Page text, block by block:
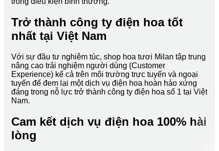
Trở thành công ty điện hoa tốt
nhất tại Việt Nam
Với sự đầu tư nghiêm túc, shop hoa tươi Milan tập trung
nâng cao trải nghiệm người dùng (Customer
Experience) kể cả trên môi trường trực tuyến và ngoại
tuyến để đem lại một dịch vụ điện hoa hoàn hảo xứng
đáng trong nỗ lực trở thành công ty điện hoa số 1 tại Việt
Nam.
Cam kết dịch vụ điện hoa 100% hài
lòng